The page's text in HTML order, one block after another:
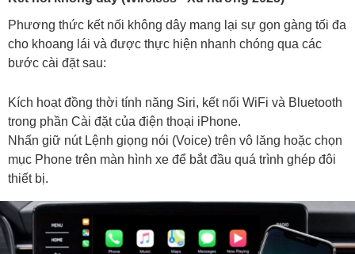
Phương thức kết nối không dây mang lại sự gọn gàng tối đa
cho khoang lái và được thực hiện nhanh chóng qua các
bước cài đặt sau:
Kích hoạt đồng thời tính năng Siri, kết nối WiFi và Bluetooth
trong phần Cài đặt của điện thoại iPhone.
Nhấn giữ nút Lệnh giọng nói (Voice) trên vô lăng hoặc chọn
mục Phone trên màn hình xe để bắt đầu quá trình ghép đôi
thiết bị.